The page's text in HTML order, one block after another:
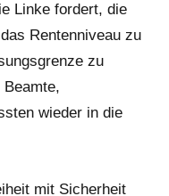
Linke fordert, die
Rentenniveau zu
zu
wieder in die
mit Sicherheit